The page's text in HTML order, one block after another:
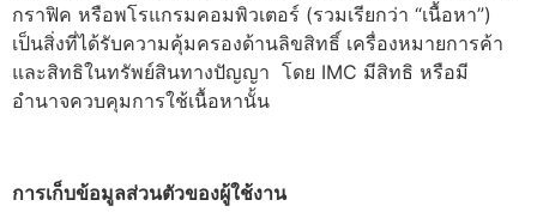
กราฟิค หรือพโรแกรมคอมพิวเตอร์ (รวมเรียกว่า “เนื้อหา”)
เป็นสิ่งที่ได้รับความคุ้มครองด้านลิขสิทธิ์ เครื่องหมายการค้า
และสิทธิในทรัพย์สินทางปัญญา โดย IMC มีสิทธิ หรือมี
อำนาจควบคุมการใช้เนื้อหานั้น
การเก็บข้อมูลส่วนตัวของผู้ใช้งาน